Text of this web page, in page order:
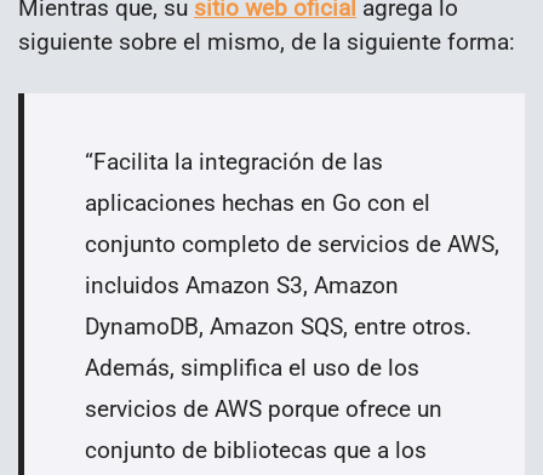
Mientras que, su sitio web oficial agrega lo
siguiente sobre el mismo, de la siguiente forma:
“Facilita la integración de las
aplicaciones hechas en Go con el
conjunto completo de servicios de AWS,
incluidos Amazon S3, Amazon
DynamoDB, Amazon SQS, entre otros.
Además, simplifica el uso de los
servicios de AWS porque ofrece un
conjunto de bibliotecas que a los